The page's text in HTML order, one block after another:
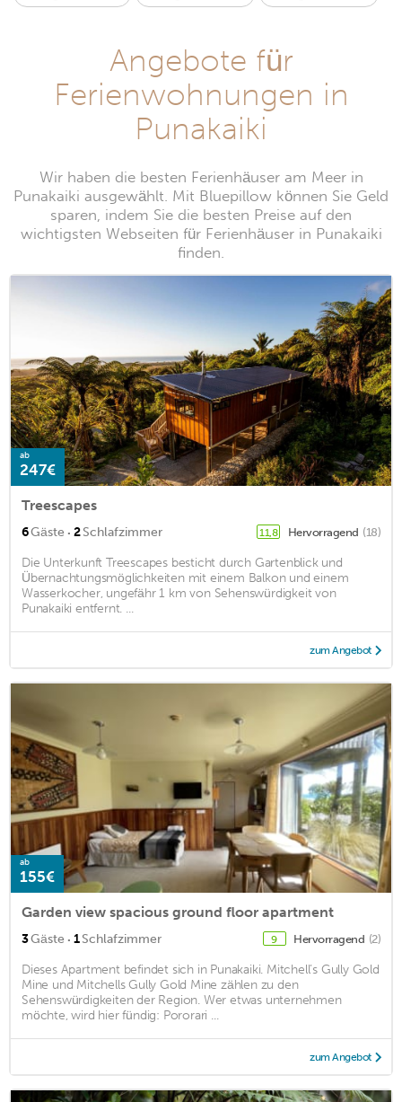
Angebote für
Ferienwohnungen in
Punakaiki
Wir haben die besten Ferienhäuser am Meer in
Punakaiki ausgewählt. Mit Bluepillow können Sie Geld
sparen, indem Sie die besten Preise auf den
wichtigsten Webseiten für Ferienhäuser in Punakaiki
finden.
ab
247€
Treescapes
6Gäste · 2Schlafzimmer 11,8 Hervorragend (18)
Die Unterkunft Treescapes besticht durch Gartenblick und
Übernachtungsmöglichkeiten mit einem Balkon und einem
Wasserkocher, ungefähr 1 km von Sehenswürdigkeit von
Punakaiki entfernt. ...
zum Angebot
ab
155€
Garden view spacious ground floor apartment
3Gäste · 1Schlafzimmer 9 Hervorragend (2)
Dieses Apartment befindet sich in Punakaiki. Mitchell’s Gully Gold
Mine und Mitchells Gully Gold Mine zählen zu den
Sehenswürdigkeiten der Region. Wer etwas unternehmen
möchte, wird hier fündig: Pororari ...
zum Angebot